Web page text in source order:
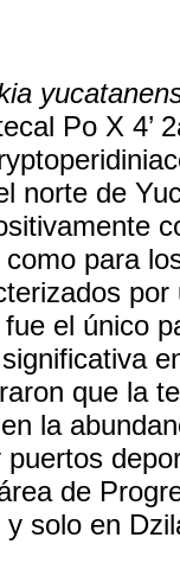
Po X 4’
norte de
para
fue el único
que la
la
de
y solo en